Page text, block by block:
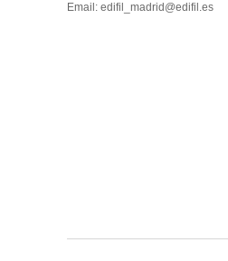
Email: edifil_madrid@edifil.es